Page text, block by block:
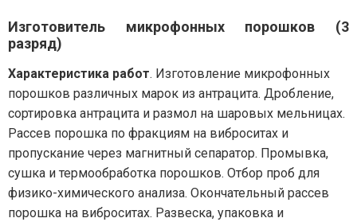
Изготовитель микрофонных порошков (3
разряд)
Характеристика работ. Изготовление микрофонных
порошков различных марок из антрацита. Дробление,
сортировка антрацита и размол на шаровых мельницах.
Рассев порошка по фракциям на виброситах и
пропускание через магнитный сепаратор. Промывка,
сушка и термообработка порошков. Отбор проб для
физико-химического анализа. Окончательный рассев
порошка на виброситах. Развеска, упаковка и